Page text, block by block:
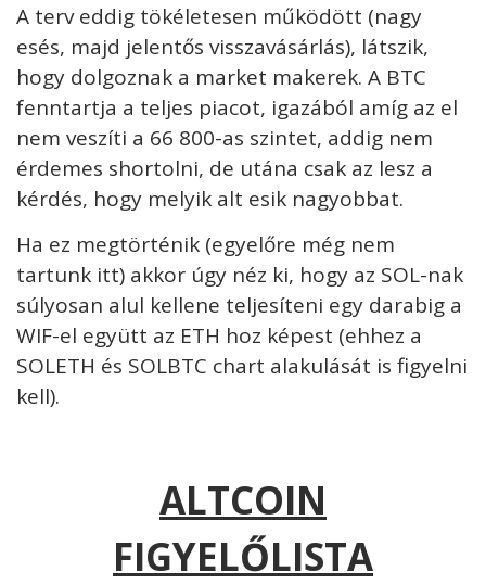
A terv eddig tökéletesen működött (nagy
esés, majd jelentős visszavásárlás), látszik,
hogy dolgoznak a market makerek. A BTC
fenntartja a teljes piacot, igazából amíg az el
nem veszíti a 66 800-as szintet, addig nem
érdemes shortolni, de utána csak az lesz a
kérdés, hogy melyik alt esik nagyobbat.
Ha ez megtörténik (egyelőre még nem
tartunk itt) akkor úgy néz ki, hogy az SOL-nak
súlyosan alul kellene teljesíteni egy darabig a
WIF-el együtt az ETH hoz képest (ehhez a
SOLETH és SOLBTC chart alakulását is figyelni
kell).
ALTCOIN
FIGYELŐLISTA